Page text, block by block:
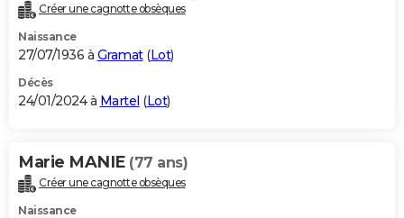
Créer une cagnotte obsèques
Naissance
27/07/1936 à Gramat(Lot)
Décès
24/01/2024 à Martel (Lot)
Marie MANIE (77 ans)
Créer une cagnotte obsèques
Naissance